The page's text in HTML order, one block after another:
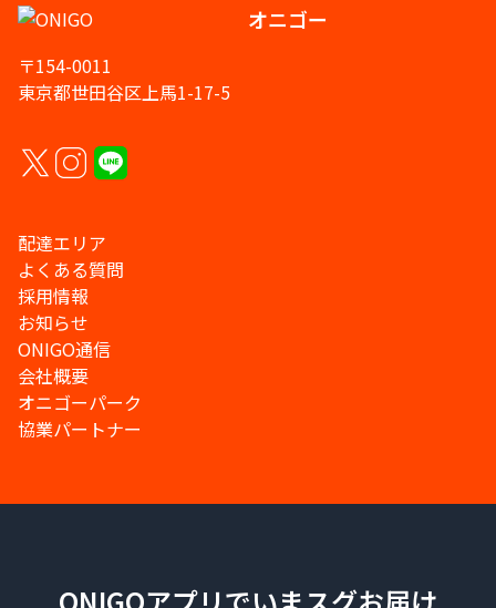
オニゴー
〒154-0011
東京都世田谷区上馬1-17-5
配達エリア
よくある質問
採用情報
お知らせ
ONIGO通信
会社概要
オニゴーパーク
協業パートナー